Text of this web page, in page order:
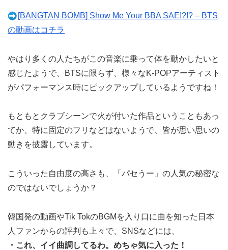
[BANGTAN BOMB] Show Me Your BBA SAE!?!? – BTS
の動画はコチラ
やはり多くの人たちがこの音楽に乗って体を動かしたいと
感じたようで、BTSに限らず、様々なK-POPアーティスト
がパフォーマンス時にピックアップしているようですね！
もともとクラブシーンで火が付いた作品ということもあっ
てか、特に固定のフリなどはないようで、皆が思い思いの
動きを披露しています。
こういった自由度の高さも、「パセうー」の人気の秘密な
のではないでしょうか？
韓国発の動画やTik TokのBGMを入り口に曲を知った日本
人ファンからの評判も上々で、SNSなどには、
・これ、イイ曲調してるわ。めちゃ気に入った！